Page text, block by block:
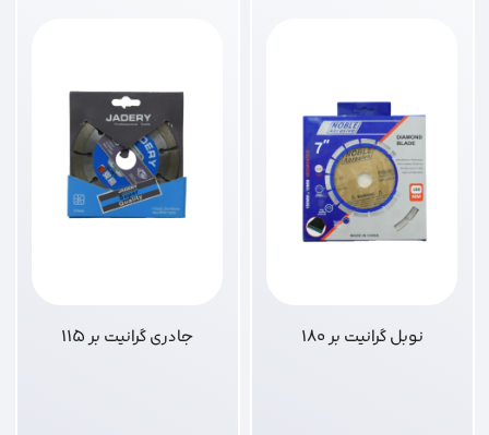
نوبل گرانیت بر 180 جادری گرانیت بر 115